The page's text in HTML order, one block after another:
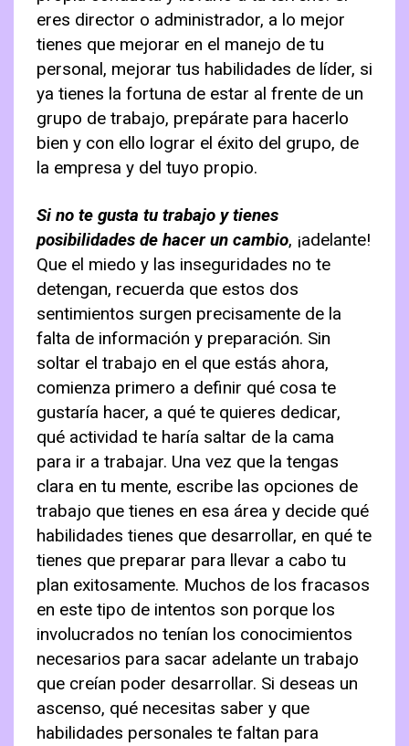
eres director o administrador, a lo mejor
tienes que mejorar en el manejo de tu
personal, mejorar tus habilidades de líder, si
ya tienes la fortuna de estar al frente de un
grupo de trabajo, prepárate para hacerlo
bien y con ello lograr el éxito del grupo, de
la empresa y del tuyo propio.
Si no te gusta tu trabajo y tienes
posibilidades de hacer un cambio, ¡adelante!
Que el miedo y las inseguridades no te
detengan, recuerda que estos dos
sentimientos surgen precisamente de la
falta de información y preparación. Sin
soltar el trabajo en el que estás ahora,
comienza primero a definir qué cosa te
gustaría hacer, a qué te quieres dedicar,
qué actividad te haría saltar de la cama
para ir a trabajar. Una vez que la tengas
clara en tu mente, escribe las opciones de
trabajo que tienes en esa área y decide qué
habilidades tienes que desarrollar, en qué te
tienes que preparar para llevar a cabo tu
plan exitosamente. Muchos de los fracasos
en este tipo de intentos son porque los
involucrados no tenían los conocimientos
necesarios para sacar adelante un trabajo
que creían poder desarrollar. Si deseas un
ascenso, qué necesitas saber y que
habilidades personales te faltan para